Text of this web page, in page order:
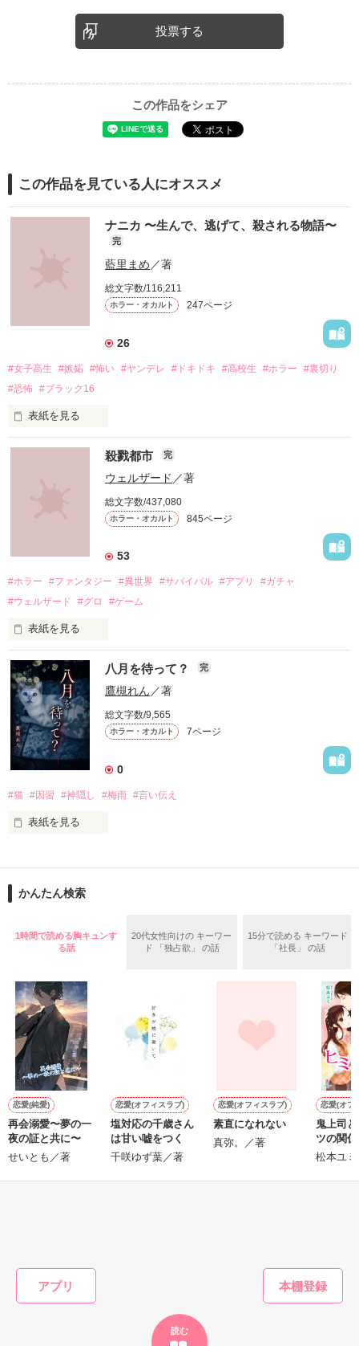
アプリ
読む
投票する
この作品をシェア
この作品を見ている人にオススメ
ナニカ 〜生んで、逃げて、殺される物語〜
完
藍里まめ ／著
総文字数/116,211
ホラー・オカルト 247ページ
26
#女子高生 #嫉妬 #怖い #ヤンデレ #ドキドキ #高校生 #ホラー
#裏切り
#恐怖
#ブラック16
表紙を見る
「お願い、正気に戻って！」
「ずっと一緒にいてあげる。
自分勝手な女子高生たちの
恋と友情、そして……
バケモノを生んで、殺して、殺される物語。
殺戮都市 完
ウェルザード ／著
総文字数/437,080
ホラー・オカルト 845ページ
53
#ホラー #ファンタジー #異世界 #サバイバル #アプリ
#ガチャ
#ウェルザード
#グロ #ゲーム
表紙を見る
円形の都市で、生きる為に人を殺す。
定められたシステムに抗う事が出来ずに、流されるままに。
殺し殺され、命の灯が完全に消えるまで。
高い壁に阻まれ、出る事が出来ない街。
俺達は、生きる為に人を殺す。
ガチャで自分を強くする。
作品を読む
八月を待って？ 完
鷹槻れん／著
総文字数/9,565
ホラー・オカルト 7ページ
0
#猫 #因習 #神隠し #梅雨 #言い伝え
表紙を見る
を、僕は信じていなかった。
父と別れた母に連れられ、祖母の家で暮らし始めた六歳の夏。
ってほしかった」と繰り返す祖母。
作品を読む
かんたん検索
1時間で読める胸キュンす
る話
20代女性向けの キーワー
ド 「独占欲」 の話
15分で読める キーワード
「社長」 の話
恋愛(純愛)
再会溺愛〜夢の一
夜の証と共に〜
せいとも／著
恋愛(オフィスラブ)
塩対応の千歳さん
は甘い嘘をつく
千咲ゆず葉／著
恋愛(オフィスラブ)
素直になれない
真弥。／著
恋愛(オフ
鬼上司
ツの関係
松本ユ